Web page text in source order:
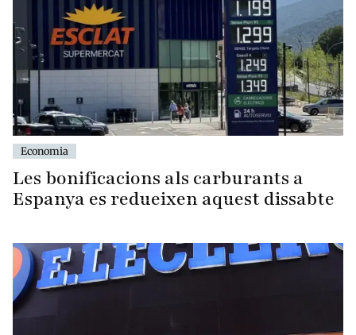
Economia
Les bonificacions als carburants a
Espanya es redueixen aquest dissabte